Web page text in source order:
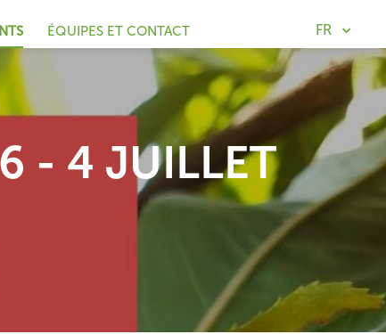
ÉQUIPES ET CONTACT FR
- 4 JUILLET